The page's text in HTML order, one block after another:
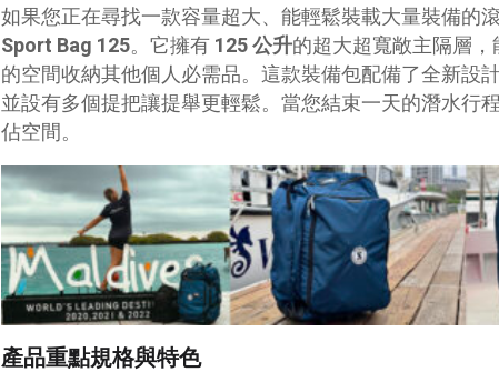
如果您正在尋找一款容量超大、能輕鬆裝載大量裝備的
Sport Bag 125。它擁有125 公升的超大超寬敞主隔層
的空間收納其他個人必需品。這款裝備包配備了全新設
並設有多個提把讓提舉更輕鬆。當您結束一天的潛水行
佔空間。
產品重點規格與特色